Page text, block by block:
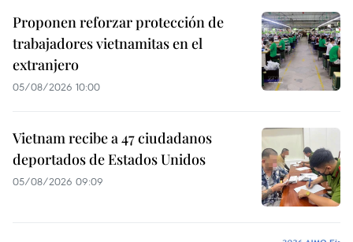
Proponen reforzar protección de
trabajadores vietnamitas en el
extranjero
05/08/2026 10:00
Vietnam recibe a 47 ciudadanos
deportados de Estados Unidos
05/08/2026 09:09